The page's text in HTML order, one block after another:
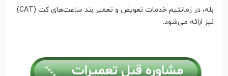
بله، در زمانتیم خدمات تعویض و تعمیر بند ساعت‌های کت (CAT)
نیز ارائه می‌شود.